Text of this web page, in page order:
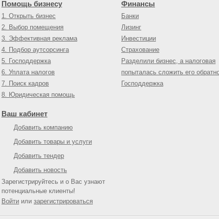
Помощь бизнесу
1. Открыть бизнес
2. Выбор помещения
3. Эффективная реклама
4. Подбор аутсорсинга
5. Господдержка
6. Уплата налогов
7. Поиск кадров
8. Юридическая помощь
Финансы
Банки
Лизинг
Инвестиции
Страхование
Разделили бизнес, а налоговая
попыталась сложить его
Господдержка
Ваш кабинет
Добавить компанию
Добавить товары и услуги
Добавить тендер
Добавить новость
Зарегистрируйтесь и о Вас узнают
потенциальные клиенты!
Войти или зарегистрироваться